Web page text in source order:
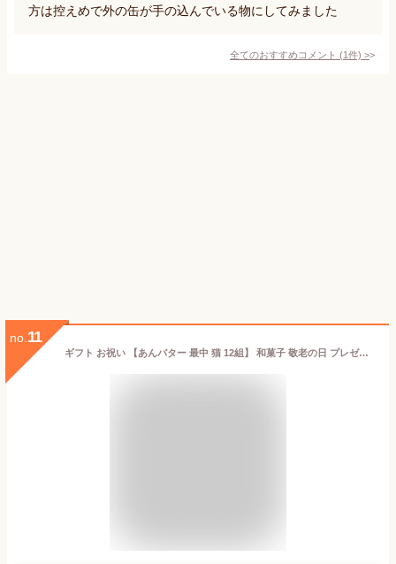
方は控えめで外の缶が手の込んでいる物にしてみました
全てのおすすめコメント (1件) >
no. 11
ギフト お祝い 【あんバター 最中 猫 12組】 和菓子 敬老の日 プレゼント 出産内祝い 結婚内祝い 最中 あんこ バター 入学内祝い 快気祝い 初節句 成人式 お返し 人気 御礼 おかえし お中元 ブライダル 結婚 クリスマス ギフトセット 手土産 おもたせ ねこ ネコ neko 売れ筋